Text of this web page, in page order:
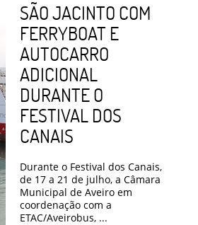
SÃO JACINTO COM
FERRYBOAT E
AUTOCARRO
ADICIONAL
DURANTE O
FESTIVAL DOS
CANAIS
Durante o Festival dos Canais,
de 17 a 21 de julho, a Câmara
Municipal de Aveiro em
coordenação com a
ETAC/Aveirobus, ...